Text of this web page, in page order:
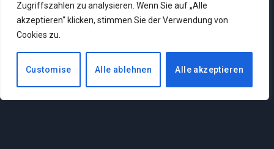
Zugriffszahlen zu analysieren. Wenn Sie auf „Alle
akzeptieren“ klicken, stimmen Sie der Verwendung von
Cookies zu.
Customise Alle ablehnen Alle akzeptieren